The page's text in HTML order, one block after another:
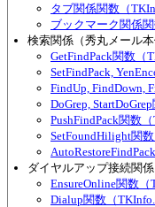
タブ関係関数（
ブックマーク関係
検索関係（秀丸メール本
GetFindPack関数（
SetFindPack,
FindUp, FindDown,
DoGrep,
PushFindPack関数
SetFoundHilight関
ダイヤルアップ接続関係
EnsureOnline関数（
Dialup関数（